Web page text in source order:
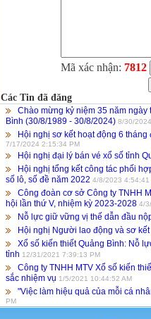
Mã xác nhận: 7812
Các Tin đã đăng
Chào mừng kỷ niệm 35 năm ngày
Bình (30/8/1989 - 30/8/2024) 8/30/
Hội nghị sơ kết hoạt động 6
7/17/2024 2:15:34 PM
Hội nghị đại lý bán vé xổ số tỉnh
Hội nghị tổng kết công tác phối
số lô, số đề năm 2022 4/8/2023 4:54:41
Công đoàn cơ sở Công ty TNHH
hội lần thứ V, nhiệm kỳ 2023-2028 4/
Nỗ lực giữ vững vị thế dẫn đầu
Hội nghị Người lao động và sơ
Xổ số kiến thiết Quảng Bình: Nỗ
tỉnh 12/31/2021 7:39:13 PM
Công ty TNHH MTV Xổ số kiến
sắc nhiệm vụ 1/5/2021 10:44:52 AM
"Việc làm hiệu quả của mỗi cá
PM